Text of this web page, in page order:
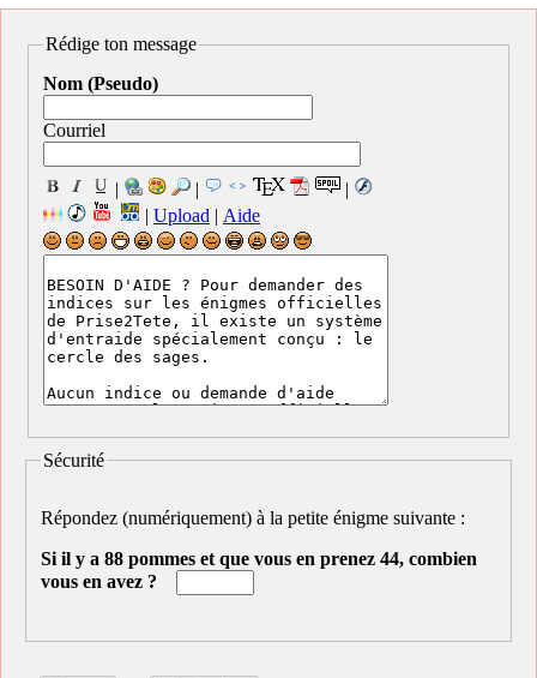
Rédige ton message
Nom (Pseudo)
Courriel
| |
|
| Upload | Aide
Sécurité
Répondez (numériquement) à la petite énigme suivante :
Si il y a 88 pommes et que vous en prenez 44, combien
vous en avez ?